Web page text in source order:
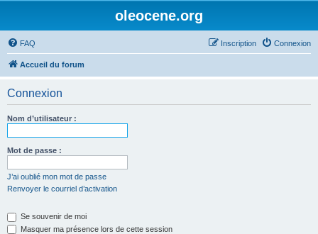
oleocene.org
FAQ Connexion
Inscription
Accueil du forum
Connexion
Nom d’utilisateur :
Mot de passe :
J’ai oublié mon mot de passe
Renvoyer le courriel d’activation
Se souvenir de moi
Masquer ma présence lors de cette session